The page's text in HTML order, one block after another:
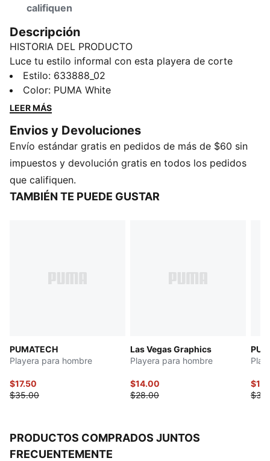
califiquen
Descripción
HISTORIA DEL PRODUCTO
Luce tu estilo informal con esta playera de corte
holgado. Confeccionado en suave jersey, está
diseñado para ofrecer una comodidad sin esfuerzo en
cada movimiento. Tanto si estás fuera de casa como
espaldas. La energía clásica de PUMA se une a la
versatilidad del día a día, perfecta para cualquier
situación.
DETALLES
Corte: Cuadrado
Estilo: 633888_02
Color: PUMA White
LEER MÁS
Envios y Devoluciones
Envío estándar gratis en pedidos de más de $60 sin
impuestos y devolución gratis en todos los pedidos
que califiquen.
TAMBIÉN TE PUEDE GUSTAR
PUMATECH
Playera para hombre
$17.50
$35.00
Las Vegas Graphics
Playera para hombre
$14.00
$28.00
PRODUCTOS COMPRADOS JUNTOS
FRECUENTEMENTE